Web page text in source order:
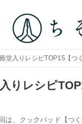
入りレシピTOP15【つ
りレシピ
は、クックパッド【つ